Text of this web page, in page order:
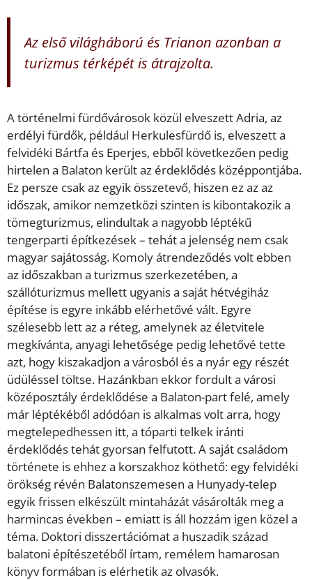
Az első világháború és Trianon azonban a
turizmus térképét is átrajzolta.
A történelmi fürdővárosok közül elveszett Adria, az
erdélyi fürdők, például Herkulesfürdő is, elveszett a
felvidéki Bártfa és Eperjes, ebből következően pedig
hirtelen a Balaton került az érdeklődés középpontjába.
Ez persze csak az egyik összetevő, hiszen ez az az
időszak, amikor nemzetközi szinten is kibontakozik a
tömegturizmus, elindultak a nagyobb léptékű
tengerparti építkezések – tehát a jelenség nem csak
magyar sajátosság. Komoly átrendeződés volt ebben
az időszakban a turizmus szerkezetében, a
szállóturizmus mellett ugyanis a saját hétvégiház
építése is egyre inkább elérhetővé vált. Egyre
szélesebb lett az a réteg, amelynek az életvitele
megkívánta, anyagi lehetősége pedig lehetővé tette
azt, hogy kiszakadjon a városból és a nyár egy részét
üdüléssel töltse. Hazánkban ekkor fordult a városi
középosztály érdeklődése a Balaton-part felé, amely
már léptékéből adódóan is alkalmas volt arra, hogy
megtelepedhessen itt, a tóparti telkek iránti
érdeklődés tehát gyorsan felfutott. A saját családom
története is ehhez a korszakhoz köthető: egy felvidéki
örökség révén Balatonszemesen a Hunyady-telep
egyik frissen elkészült mintaházát vásárolták meg a
harmincas években – emiatt is áll hozzám igen közel a
téma. Doktori disszertációmat a huszadik század
balatoni építészetéből írtam, remélem hamarosan
könyv formában is elérhetik az olvasók.